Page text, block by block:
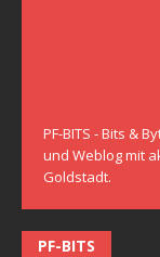
PF-BITS - Bits &
und Weblog mit
Goldstadt.
PF-BITS